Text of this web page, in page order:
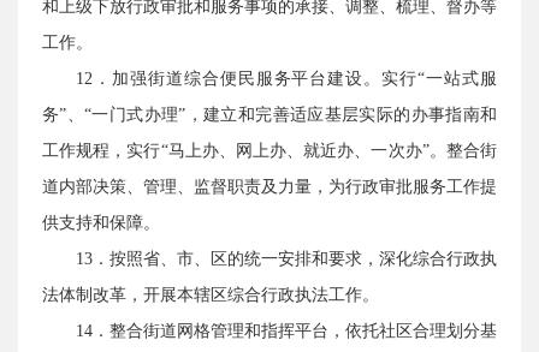
和上级下放行政审批和服务事项的承接、调整、梳理、督办等
工作。
12．加强街道综合便民服务平台建设。实行“一站式服
务”、“一门式办理”，建立和完善适应基层实际的办事指南和
工作规程，实行“马上办、网上办、就近办、一次办”。整合街
道内部决策、管理、监督职责及力量，为行政审批服务工作提
供支持和保障。
13．按照省、市、区的统一安排和要求，深化综合行政执
法体制改革，开展本辖区综合行政执法工作。
14．整合街道网格管理和指挥平台，依托社区合理划分基